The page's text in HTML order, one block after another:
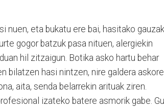
nuen, eta bukatu ere bai, hasitako gauzak
gogor batzuk pasa nituen, alergiekin
hil zitzaigun. Botika asko hartu behar
bilatzen hasi nintzen, nire galdera
aita, senda belarrekin arituak ziren.
izateko batere asmorik gabe.